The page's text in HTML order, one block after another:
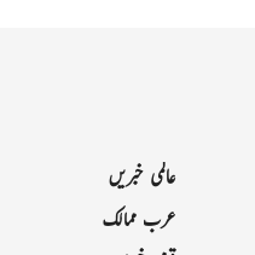
عالمی خبریں
عرب ممالک